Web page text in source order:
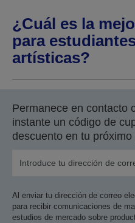
¿Cuál es la
para
artísticas?
Permanece en contacto
instante un código de
descuento en tu próximo
Al enviar tu dirección de correo
para recibir comunicaciones de
estudios de mercado sobre